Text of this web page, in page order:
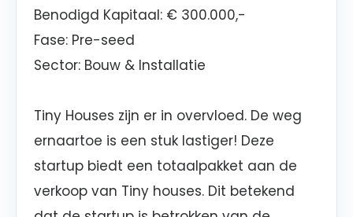
Benodigd Kapitaal: € 300.000,-
Fase: Pre-seed
Sector: Bouw & Installatie
Tiny Houses zijn er in overvloed. De weg
ernaartoe is een stuk lastiger! Deze
startup biedt een totaalpakket aan de
verkoop van Tiny houses. Dit betekend